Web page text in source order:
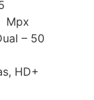
Mpx
– 50
HD+